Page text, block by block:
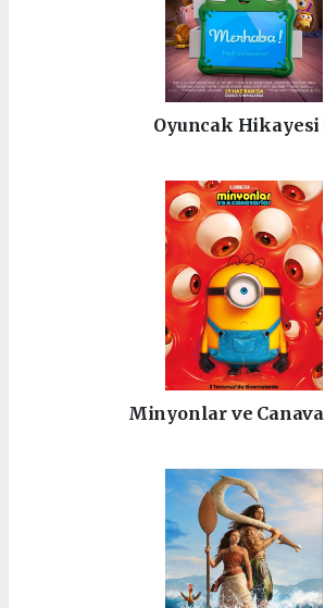
Oyuncak Hikayesi
Minyonlar ve